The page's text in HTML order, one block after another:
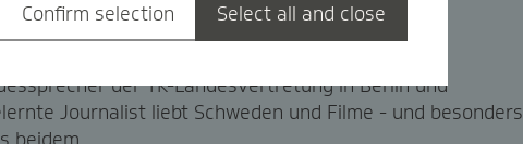
der TK-Landesvertretung in Berlin und
Journalist liebt Schweden und Filme - und besonders
Confirm selection Select all and close